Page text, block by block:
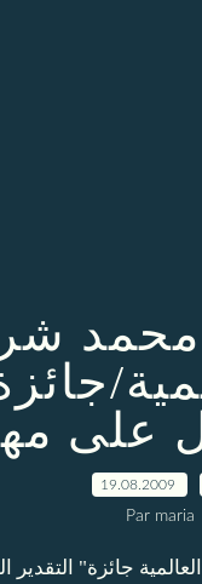
محمد
على
19.08.2009
Par maria
جائزة"